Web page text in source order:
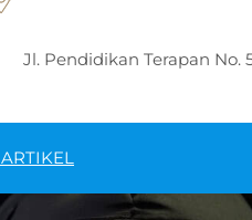
Jl. Pendidikan Terapan No.
ARTIKEL